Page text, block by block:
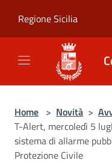
Regione Sicilia
Home > Novità >
T-Alert, mercoledì 5
sistema di allarme
Protezione Civile